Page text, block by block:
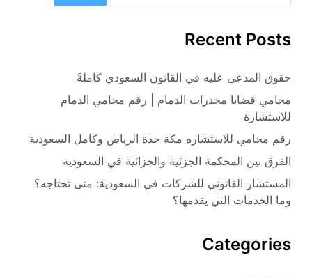
Recent Posts
حقوق المدعى عليه في القانون السعودي كاملةً
محامي قضايا مخدرات الدمام | رقم محامي الدمام
للاستشارة
رقم محامي للاستشاره مكة جدة الرياض وكامل السعودية
الفرق بين المحكمة الجزئية والجزائية في السعودية
المستشار القانوني للشركات في السعودية: متى تحتاجه؟
وما الخدمات التي يقدمها؟
Categories